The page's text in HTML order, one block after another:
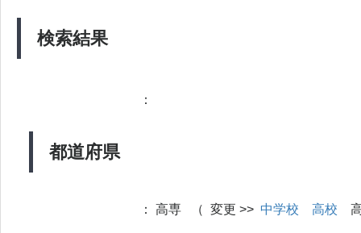
検索結果
都道府県
：
： 高専 （ 変更 >> 中学校 高校